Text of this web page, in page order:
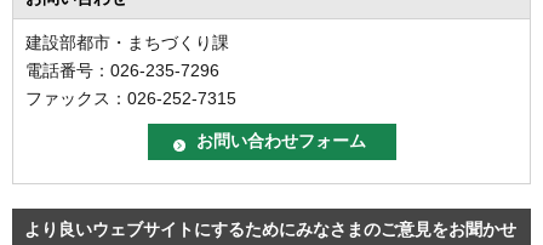
建設部都市・まちづくり課
電話番号：026-235-7296
ファックス：026-252-7315
より良いウェブサイトにするためにみなさまのご意見をお聞かせ